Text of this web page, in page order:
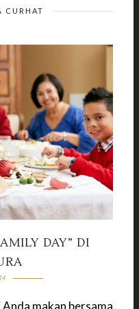
CURHAT
DAY” DI
makan bersama